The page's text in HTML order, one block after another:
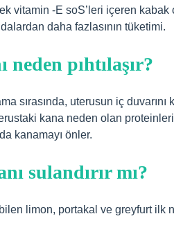
vitamin -E soS’leri içeren
daha fazlasının tüketimi.
neden pıhtılaşır?
sırasında, uterusun iç
kana neden olan proteinleri
kanamayı önler.
sulandırır mı?
limon, portakal ve greyfurt ilk